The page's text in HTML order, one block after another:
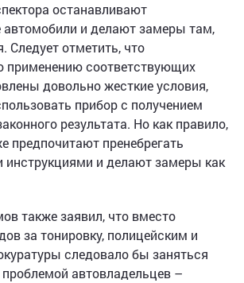
останавливают
автомобили и делают замеры там,
Следует отметить, что
применению соответствующих
довольно жесткие условия,
прибор с получением
результата. Но как правило,
предпочитают пренебрегать
инструкциями и делают замеры как
также заявил, что вместо
за тонировку, полицейским и
следовало бы заняться
проблемой автовладельцев –